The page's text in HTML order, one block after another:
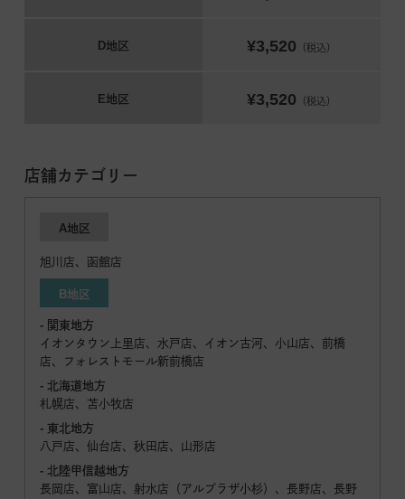
D地区 ¥3,520 （税込）
E地区 ¥3,520 （税込）
店舗カテゴリー
A地区
旭川店、函館店
B地区
- 関東地方
イオンタウン上里店、水戸店、イオン古河、小山店、前橋
店、フォレストモール新前橋店
- 北海道地方
札幌店、苫小牧店
- 東北地方
八戸店、仙台店、秋田店、山形店
- 北陸甲信越地方
長岡店、富山店、射水店（アルプラザ小杉）、長野店、長野